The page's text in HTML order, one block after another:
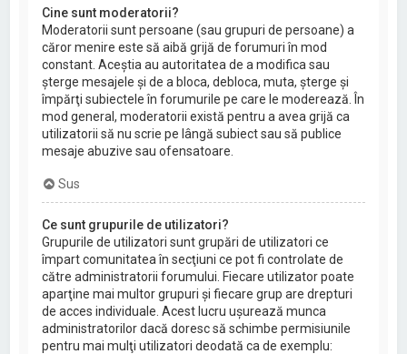
Cine sunt moderatorii?
Moderatorii sunt persoane (sau grupuri de persoane) a
căror menire este să aibă grijă de forumuri în mod
constant. Aceştia au autoritatea de a modifica sau
şterge mesajele şi de a bloca, debloca, muta, şterge şi
împărţi subiectele în forumurile pe care le moderează. În
mod general, moderatorii există pentru a avea grijă ca
utilizatorii să nu scrie pe lângă subiect sau să publice
mesaje abuzive sau ofensatoare.
Sus
Ce sunt grupurile de utilizatori?
Grupurile de utilizatori sunt grupări de utilizatori ce
împart comunitatea în secţiuni ce pot fi controlate de
către administratorii forumului. Fiecare utilizator poate
aparţine mai multor grupuri şi fiecare grup are drepturi
de acces individuale. Acest lucru uşurează munca
administratorilor dacă doresc să schimbe permisiunile
pentru mai mulţi utilizatori deodată ca de exemplu: